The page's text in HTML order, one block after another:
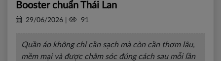
Booster chuẩn Thái Lan
29/06/2026 | 91
Quần áo không chỉ cần sạch mà còn cần thơm lâu,
mềm mại và được chăm sóc đúng cách sau mỗi lần